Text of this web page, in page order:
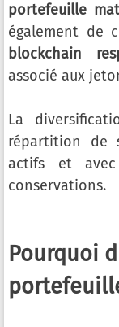
portefeuille
également de
blockchain
associé aux
La
répartition de
actifs et
conservations.
Pourquoi